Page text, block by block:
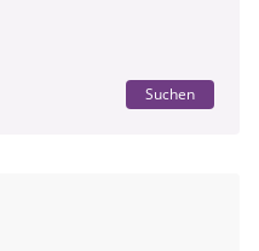
Suchen